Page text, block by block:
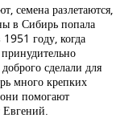
семена разлетаются,
в Сибирь попала
году, когда
сделали для
много крепких
помогают